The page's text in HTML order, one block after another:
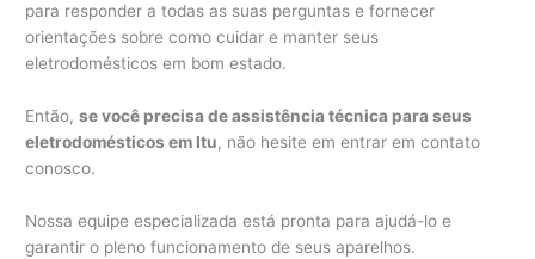
para responder a todas as suas perguntas e fornecer
orientações sobre como cuidar e manter seus
eletrodomésticos em bom estado.
Então,se você precisa de assistência técnica para seus
eletrodomésticos em Itu, não hesite em entrar em contato
conosco.
Nossa equipe especializada está pronta para ajudá-lo e
garantir o pleno funcionamento de seus aparelhos.